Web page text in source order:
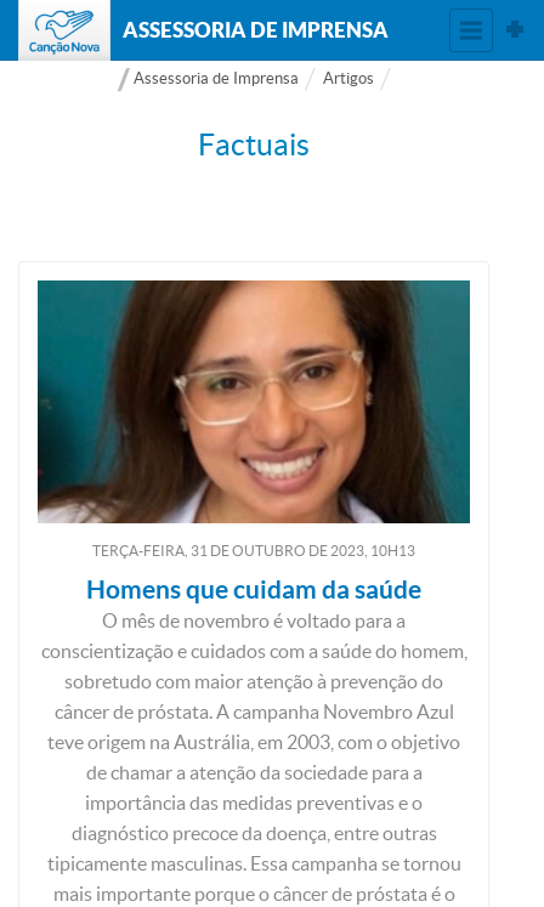
ASSESSORIA DE IMPRENSA
Assessoria de Imprensa Artigos
Factuais
TERÇA-FEIRA, 31 DEOUTUBRO DE 2023, 10H13
Homens que cuidam da saúde
O mês de novembro é voltado para a
conscientização e cuidados com a saúde do homem,
sobretudo com maior atenção à prevenção do
câncer de próstata. A campanha Novembro Azul
teve origem na Austrália, em 2003, com o objetivo
de chamar a atenção da sociedade para a
importância das medidas preventivas e o
diagnóstico precoce da doença, entre outras
tipicamente masculinas. Essa campanha se tornou
mais importante porque o câncer de próstata é o